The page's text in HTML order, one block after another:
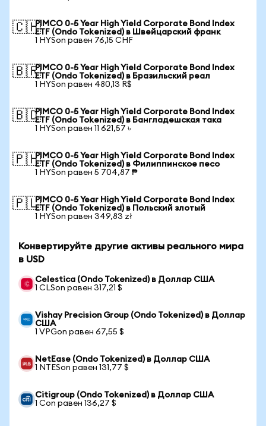
🇨🇭PIMCO 0-5 Year High Yield Corporate Bond Index
ETF (Ondo Tokenized) в Швейцарский франк
1 HYSon равен 76,15 CHF
🇧🇷PIMCO 0-5 Year High Yield Corporate Bond Index
ETF (Ondo Tokenized) в Бразильский реал
1 HYSon равен 480,13 R$
🇧🇩PIMCO 0-5 Year High Yield Corporate Bond Index
ETF (Ondo Tokenized) в Бангладешская така
1 HYSon равен 11 621,57 ৳
🇵🇭PIMCO 0-5 Year High Yield Corporate Bond Index
ETF (Ondo Tokenized) в Филиппинское песо
1 HYSon равен 5 704,87 ₱
🇵🇱PIMCO 0-5 Year High Yield Corporate Bond Index
ETF (Ondo Tokenized) в Польский злотый
1 HYSon равен 349,83 zł
Конвертируйте другие активы реального мира
в USD
Celestica (Ondo Tokenized) в Доллар США
1 CLSon равен 317,21 $
Vishay Precision Group (Ondo Tokenized) в Доллар
США
1 VPGon равен 67,55 $
NetEase (Ondo Tokenized) в Доллар США
1 NTESon равен 131,77 $
Citigroup (Ondo Tokenized) в Доллар США
1 Con равен 136,27 $